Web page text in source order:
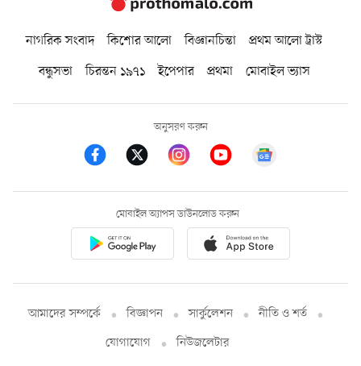
নাগরিক সংবাদ কিশোর আলো বিজ্ঞানচিন্তা
প্রথম আলো ট্রাস্ট
বন্ধুসভা
চিরন্তন ১৯৭১ ইপেপার প্রথমা মোবাইল ভ্যাস
অনুসরণ করুন
মোবাইল অ্যাপস ডাউনলোড করুন
আমাদের সম্পর্কে বিজ্ঞাপন সার্কুলেশন
নীতি ও শর্ত
যোগাযোগ
নিউজলেটার